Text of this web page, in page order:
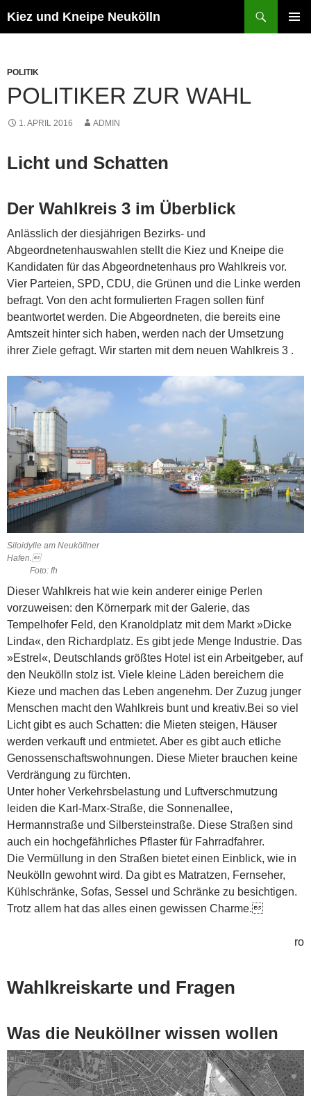
Inhalt
Kiez und Kneipe Neukölln
POLITIK
POLITIKER ZUR WAHL
1. APRIL 2016 ADMIN
Licht und Schatten
Der Wahlkreis 3 im Überblick
Anlässlich der diesjährigen Bezirks- und
Abgeordnetenhauswahlen stellt die Kiez und Kneipe die
Kandidaten für das Abgeordnetenhaus pro Wahlkreis vor.
Vier Parteien, SPD, CDU, die Grünen und die Linke werden
befragt. Von den acht formulierten Fragen sollen fünf
beantwortet werden. Die Abgeordneten, die bereits eine
Amtszeit hinter sich haben, werden nach der Umsetzung
ihrer Ziele gefragt. Wir starten mit dem neuen Wahlkreis 3 .
Siloidylle am Neuköllner
Hafen.
Foto: fh
Dieser Wahlkreis hat wie kein anderer einige Perlen
vorzuweisen: den Körnerpark mit der Galerie, das
Tempelhofer Feld, den Kranoldplatz mit dem Markt »Dicke
Linda«, den Richardplatz. Es gibt jede Menge Industrie. Das
»Estrel«, Deutschlands größtes Hotel ist ein Arbeitgeber, auf
den Neukölln stolz ist. Viele kleine Läden bereichern die
Kieze und machen das Leben angenehm. Der Zuzug junger
Menschen macht den Wahlkreis bunt und kreativ.Bei so viel
Licht gibt es auch Schatten: die Mieten steigen, Häuser
werden verkauft und entmietet. Aber es gibt auch etliche
Genossenschaftswohnungen. Diese Mieter brauchen keine
Verdrängung zu fürchten.
Unter hoher Verkehrsbelastung und Luftverschmutzung
leiden die Karl-Marx-Straße, die Sonnenallee,
Hermannstraße und Silbersteinstraße. Diese Straßen sind
auch ein hochgefährliches Pflaster für Fahrradfahrer.
Die Vermüllung in den Straßen bietet einen Einblick, wie in
Neukölln gewohnt wird. Da gibt es Matratzen, Fernseher,
Kühlschränke, Sofas, Sessel und Schränke zu besichtigen.
Trotz allem hat das alles einen gewissen Charme.
ro
Wahlkreiskarte und Fragen
Was die Neuköllner wissen wollen